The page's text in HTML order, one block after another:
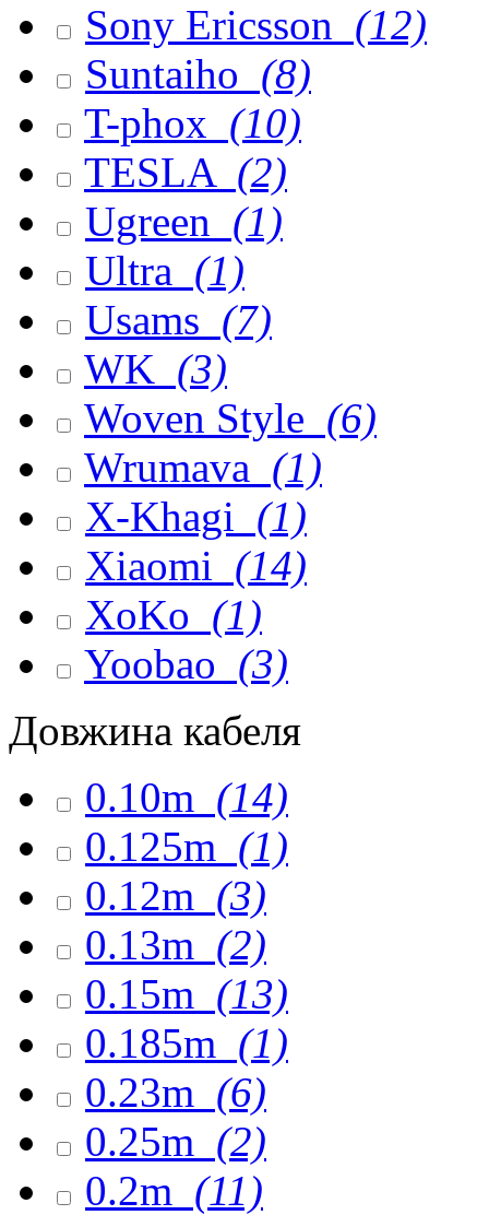
Sony Ericsson (12)
Suntaiho (8)
T-phox (10)
TESLA (2)
Ugreen (1)
Ultra (1)
Usams (7)
WK (3)
Woven Style (6)
Wrumava (1)
X-Khagi (1)
Xiaomi (14)
XoKo (1)
Yoobao (3)
Довжина кабеля
0.10m (14)
0.125m (1)
0.12m (3)
0.13m (2)
0.15m (13)
0.185m (1)
0.23m (6)
0.25m (2)
0.2m (11)